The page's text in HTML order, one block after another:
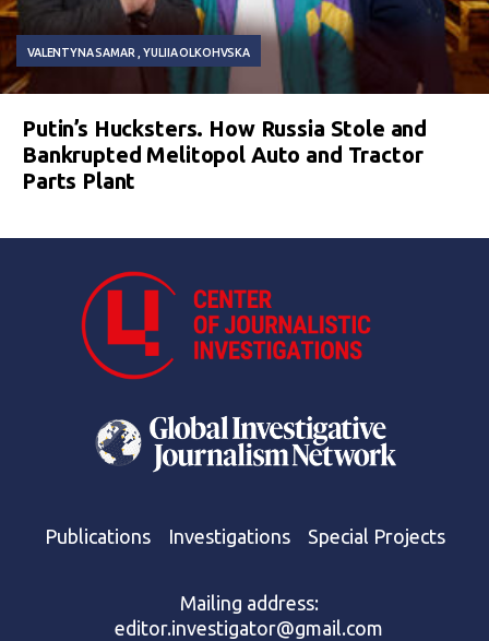
VALENTYNA SAMAR YULIIA OLKOHVSKA
Putin’s Hucksters. How Russia Stole and
Bankrupted Melitopol Auto and Tractor
Parts Plant
Publications Investigations Special Projects
Mailing address:
editor.investigator@gmail.com